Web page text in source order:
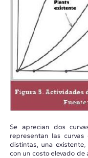
Se aprecian dos
representan las
distintas, una
con un costo elevado